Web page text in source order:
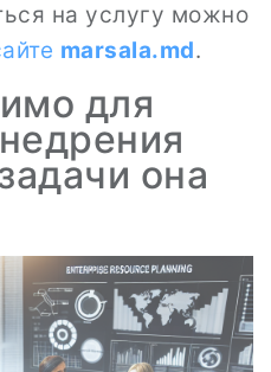
на услугу можно
marsala.md.
для
она